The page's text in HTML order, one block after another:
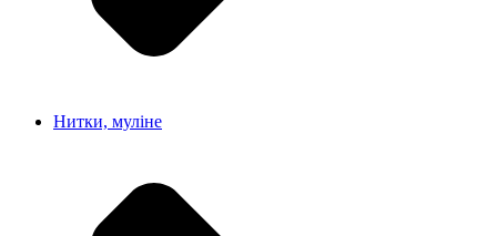
Нитки, муліне